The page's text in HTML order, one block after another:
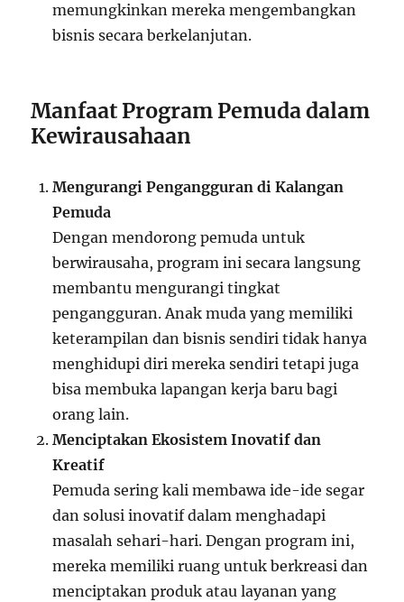
memungkinkan mereka mengembangkan
bisnis secara berkelanjutan.
Manfaat Program Pemuda dalam
Kewirausahaan
Mengurangi Pengangguran di Kalangan
Pemuda
Dengan mendorong pemuda untuk
berwirausaha, program ini secara langsung
membantu mengurangi tingkat
pengangguran. Anak muda yang memiliki
keterampilan dan bisnis sendiri tidak hanya
menghidupi diri mereka sendiri tetapi juga
bisa membuka lapangan kerja baru bagi
orang lain.
Menciptakan Ekosistem Inovatif dan
Kreatif
Pemuda sering kali membawa ide-ide segar
dan solusi inovatif dalam menghadapi
masalah sehari-hari. Dengan program ini,
mereka memiliki ruang untuk berkreasi dan
menciptakan produk atau layanan yang